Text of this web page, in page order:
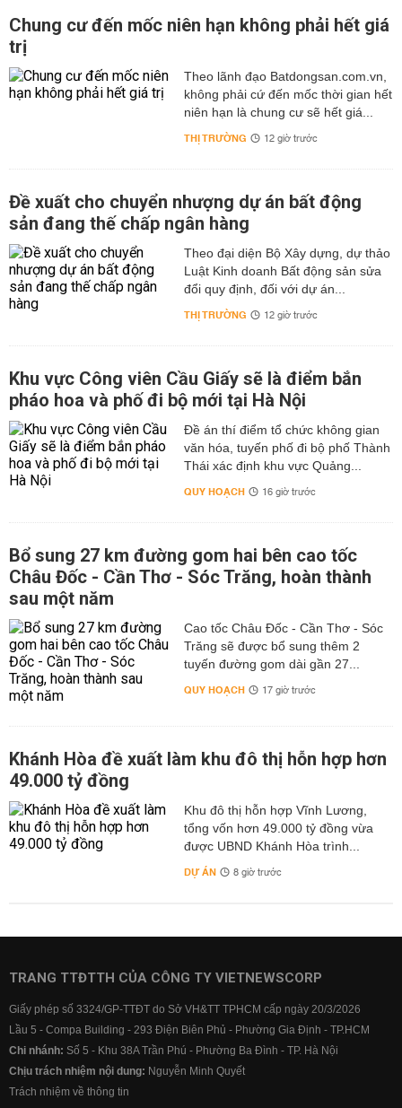
Chung cư đến mốc niên hạn không phải hết giá
trị
Theo lãnh đạo Batdongsan.com.vn,
không phải cứ đến mốc thời gian hết
niên hạn là chung cư sẽ hết giá...
THỊ TRƯỜNG 12 giờ trước
Đề xuất cho chuyển nhượng dự án bất động
sản đang thế chấp ngân hàng
Theo đại diện Bộ Xây dựng, dự thảo
Luật Kinh doanh Bất động sản sửa
đổi quy định, đối với dự án...
THỊ TRƯỜNG 12 giờ trước
Khu vực Công viên Cầu Giấy sẽ là điểm bắn
pháo hoa và phố đi bộ mới tại Hà Nội
Đề án thí điểm tổ chức không gian
văn hóa, tuyến phố đi bộ phố Thành
Thái xác định khu vực Quảng...
QUY HOẠCH 16 giờ trước
Bổ sung 27 km đường gom hai bên cao tốc
Châu Đốc - Cần Thơ - Sóc Trăng, hoàn thành
sau một năm
Cao tốc Châu Đốc - Cần Thơ - Sóc
Trăng sẽ được bổ sung thêm 2
tuyến đường gom dài gần 27...
QUY HOẠCH 17 giờ trước
Khánh Hòa đề xuất làm khu đô thị hỗn hợp hơn
49.000 tỷ đồng
Khu đô thị hỗn hợp Vĩnh Lương,
tổng vốn hơn 49.000 tỷ đồng vừa
được UBND Khánh Hòa trình...
DỰ ÁN 8 giờ trước
TRANG TTĐTTH CỦA CÔNG TY VIETNEWSCORP
Giấy phép số 3324/GP-TTĐT do Sở VH&TT TPHCM cấp ngày 20/3/2026
Lầu 5 - Compa Building - 293 Điện Biên Phủ - Phường Gia Định - TP.HCM
Chi nhánh: Số 5 - Khu 38A Trần Phú - Phường Ba Đình - TP. Hà Nội
Chịu trách nhiệm nội dung: Nguyễn Minh Quyết
Trách nhiệm về thông tin